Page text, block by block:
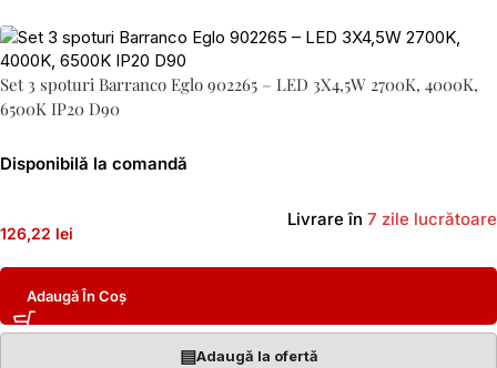
Set 3 spoturi Barranco Eglo 902265 – LED 3X4,5W 2700K, 4000K,
6500K IP20 D90
Disponibilă la comandă
126,22 lei
Livrare în 7 zile lucrătoare
Adaugă În Coș
▤Adaugă la ofertă